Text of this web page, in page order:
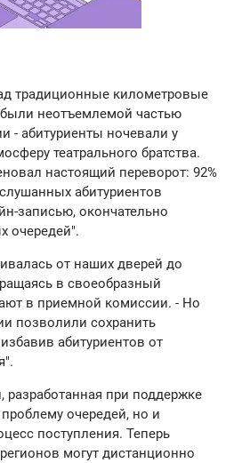
традиционные километровые
неотъемлемой частью
- абитуриенты ночевали у
театрального братства.
настоящий переворот: 92%
абитуриентов
записью, окончательно
очередей".
от наших дверей до
в своеобразный
в приемной комиссии. - Но
позволили сохранить
абитуриентов от
разработанная при поддержке
очередей, но и
поступления. Теперь
могут дистанционно